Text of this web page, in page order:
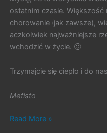
ostatnim czasie. Większość
chorowanie (jak zawsze),
aczkolwiek najważniejsze
wchodzić w życie. 🙂
Trzymajcie się ciepło i do
Mefisto
#433.
Read More »